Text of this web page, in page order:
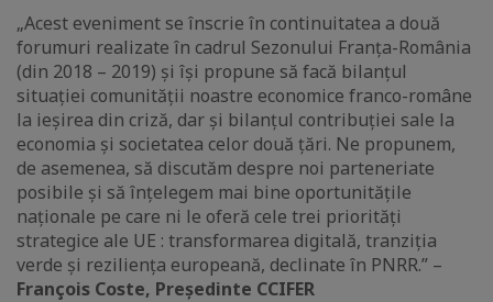
„Acest eveniment se înscrie în continuitatea a două
forumuri realizate în cadrul Sezonului Franța-România
(din 2018 – 2019) și își propune să facă bilanțul
situației comunității noastre economice franco-române
la ieșirea din criză, dar și bilanțul contribuției sale la
economia și societatea celor două țări. Ne propunem,
de asemenea, să discutăm despre noi parteneriate
posibile și să înțelegem mai bine oportunitățile
naționale pe care ni le oferă cele trei priorități
strategice ale UE : transformarea digitală, tranziția
verde și reziliența europeană, declinate în PNRR.” –
François Coste, Președinte CCIFER